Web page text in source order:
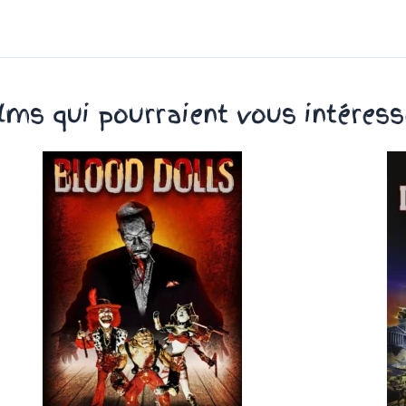
qui pourraient vous